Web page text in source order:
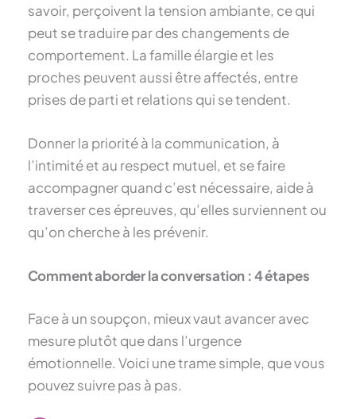
savoir, perçoivent la tension ambiante, ce qui
peut se traduire par des changements de
comportement. La famille élargie et les
proches peuvent aussi être affectés, entre
prises de parti et relations qui se tendent.
Donner la priorité à la communication, à
l’intimité et au respect mutuel, et se faire
accompagner quand c’est nécessaire, aide à
traverser ces épreuves, qu’elles surviennent ou
qu’on cherche à les prévenir.
Comment aborder la conversation : 4 étapes
Face à un soupçon, mieux vaut avancer avec
mesure plutôt que dans l’urgence
émotionnelle. Voici une trame simple, que vous
pouvez suivre pas à pas.